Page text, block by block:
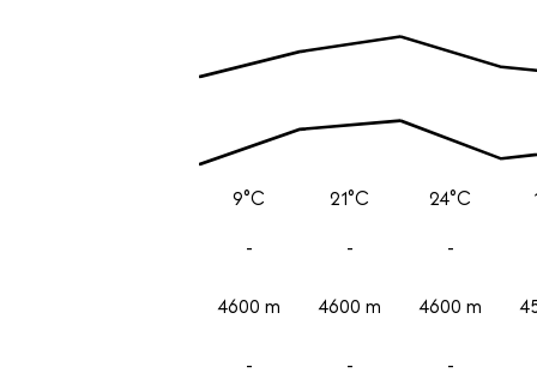
9°C
-
4600 m
-
21°C
-
4600 m
-
24°C
-
4600 m
-